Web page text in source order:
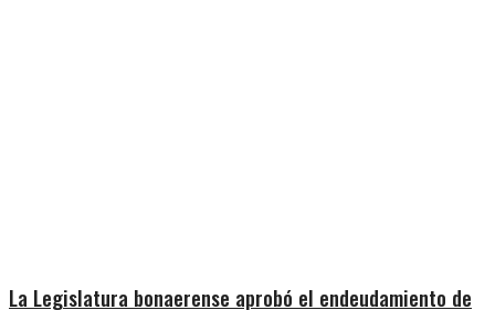
La Legislatura bonaerense aprobó el endeudamiento de